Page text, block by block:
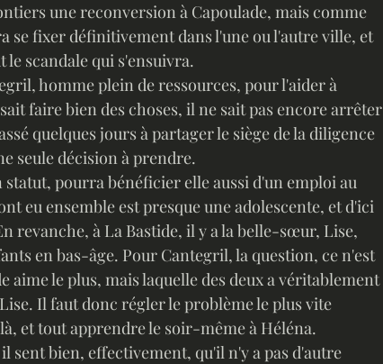
une reconversion à Capoulade, mais comme
se fixer définitivement dans l'une ou l'autre ville, et
le scandale qui s'ensuivra.
faire bien des choses, il ne sait pas encore arrêter
quelques jours à partager le siège de la diligence
seule décision à prendre.
eu ensemble est presque une adolescente, et d'ici
revanche, à La Bastide, il y a la belle-sœur, Lise,
en bas-âge. Pour Cantegril, la question, ce n'est
aime le plus, mais laquelle des deux a véritablement
Il faut donc régler le problème le plus vite
et tout apprendre le soir-même à Héléna.